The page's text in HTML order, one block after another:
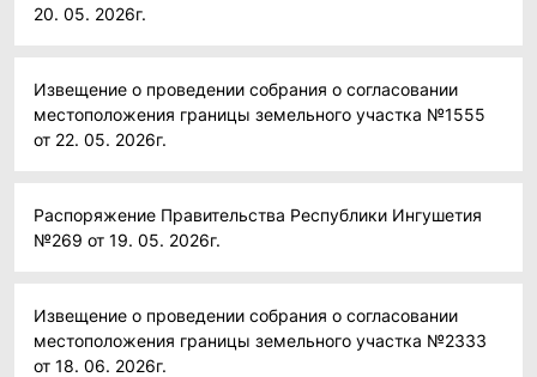
20. 05. 2026г.
Извещение о проведении собрания о согласовании
местоположения границы земельного участка №1555
от 22. 05. 2026г.
Распоряжение Правительства Республики Ингушетия
№269 от 19. 05. 2026г.
Извещение о проведении собрания о согласовании
местоположения границы земельного участка №2333
от 18. 06. 2026г.